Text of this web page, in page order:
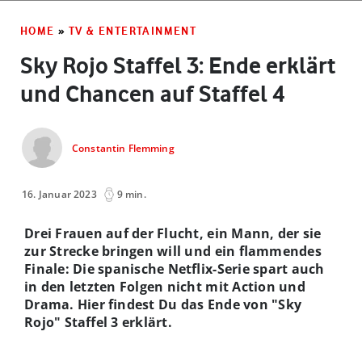
HOME » TV & ENTERTAINMENT
Sky Rojo Staffel 3: Ende erklärt
und Chancen auf Staffel 4
Constantin Flemming
16. Januar 2023 9 min.
Drei Frauen auf der Flucht, ein Mann, der sie
zur Strecke bringen will und ein flammendes
Finale: Die spanische Netflix-Serie spart auch
in den letzten Folgen nicht mit Action und
Drama. Hier findest Du das Ende von "Sky
Rojo" Staffel 3 erklärt.